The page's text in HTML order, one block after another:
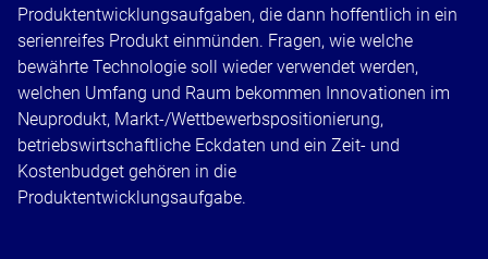
Produktentwicklungsaufgaben, die dann hoffentlich in ein
serienreifes Produkt einmünden. Fragen, wie welche
bewährte Technologie soll wieder verwendet werden,
welchen Umfang und Raum bekommen Innovationen im
Neuprodukt, Markt-/Wettbewerbspositionierung,
betriebswirtschaftliche Eckdaten und ein Zeit- und
Kostenbudget gehören in die
Produktentwicklungsaufgabe.